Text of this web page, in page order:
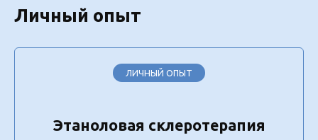
Личный опыт
ЛИЧНЫЙ ОПЫТ
Этаноловая склеротерапия